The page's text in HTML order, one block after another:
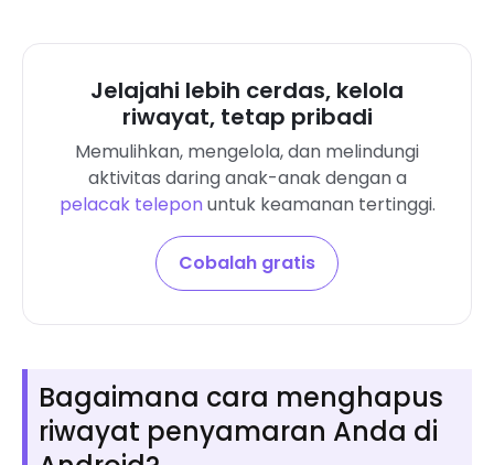
Jelajahi lebih cerdas, kelola
riwayat, tetap pribadi
Memulihkan, mengelola, dan melindungi
aktivitas daring anak-anak dengan a
pelacak telepon untuk keamanan tertinggi.
Cobalah gratis
Bagaimana cara menghapus
riwayat penyamaran Anda di